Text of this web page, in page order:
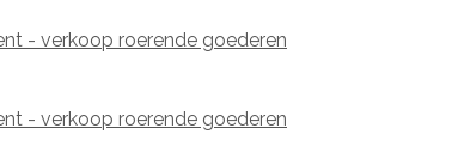
- verkoop roerende goederen
- verkoop roerende goederen